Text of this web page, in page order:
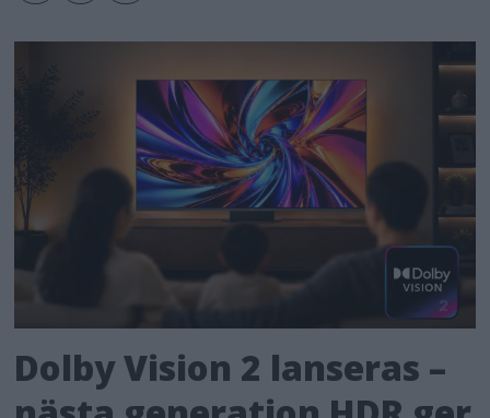
Dolby Vision 2 lanseras –